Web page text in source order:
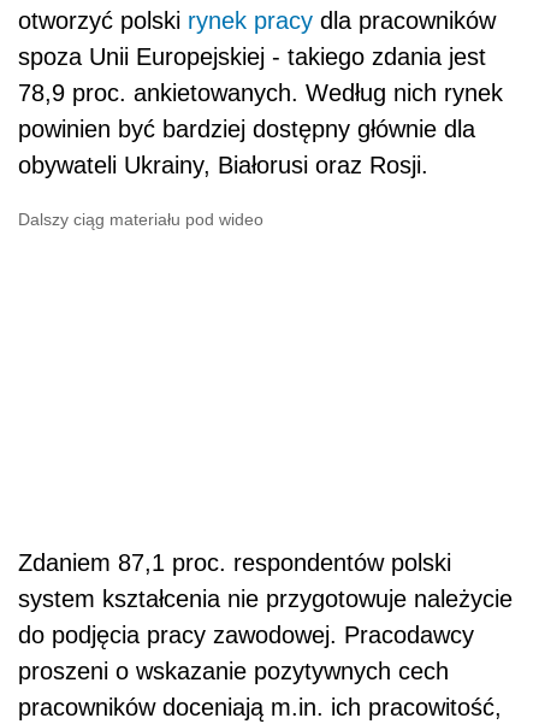
otworzyć polski rynek pracy dla pracowników
spoza Unii Europejskiej - takiego zdania jest
78,9 proc. ankietowanych. Według nich rynek
powinien być bardziej dostępny głównie dla
obywateli Ukrainy, Białorusi oraz Rosji.
Dalszy ciąg materiału pod wideo
Zdaniem 87,1 proc. respondentów polski
system kształcenia nie przygotowuje należycie
do podjęcia pracy zawodowej. Pracodawcy
proszeni o wskazanie pozytywnych cech
pracowników doceniają m.in. ich pracowitość,